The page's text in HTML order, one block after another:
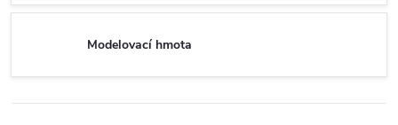
Modelovací hmota